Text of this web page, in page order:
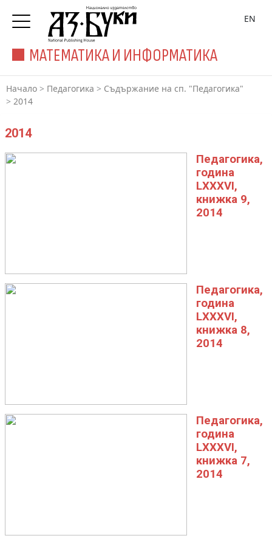
МАТЕМАТИКА И ИНФОРМАТИКА
EN
Начало > Педагогика > Съдържание на сп. "Педагогика"
> 2014
2014
Педагогика,
година
LXXXVI,
книжка 9,
2014
Педагогика,
година
LXXXVI,
книжка 8,
2014
Педагогика,
година
LXXXVI,
книжка 7,
2014